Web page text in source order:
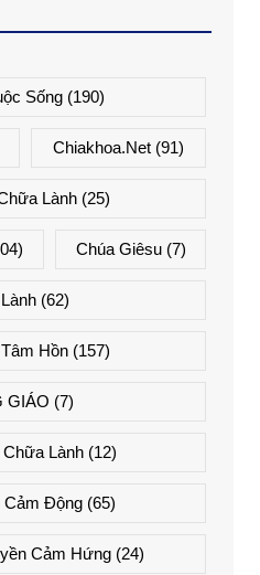
Sống (190)
Chiakhoa.net (91)
Lành(25)
Chúa Giêsu(7)
(62)
Hồn(157)
GIÁO (7)
Lành (12)
Cảm Động (65)
Cảm Hứng(24)